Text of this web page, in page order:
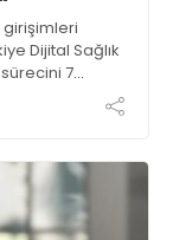
girişimleri
Dijital Sağlık
7